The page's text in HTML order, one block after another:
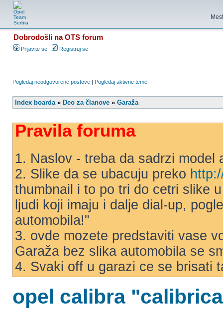
Dobrodošli na OTS forum
Prijavite se Registruj se
Pogledaj neodgovorene postove | Pogledaj aktivne teme
Index boarda» Deo za članove » Garaža
Pravila foruma
1. Naslov - treba da sadrzi model
2. Slike da se ubacuju preko
thumbnail i to po tri do cetri slike
ljudi koji imaju i dalje dial-up,
automobila!"
3. ovde mozete predstaviti vase
Garaža bez slika automobila se
4. Svaki off u garazi ce se brisati
opel calibra